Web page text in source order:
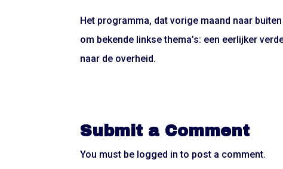
Het programma, dat vorige maand naar
om bekende linkse thema’s: een eerlijker
naar de overheid.
Submit a Comment
You must be logged in to post a comment.